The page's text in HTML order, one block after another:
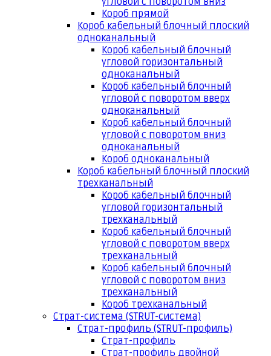
Короб прямой
Короб кабельный блочный плоский
одноканальный
Короб кабельный блочный
угловой горизонтальный
одноканальный
Короб кабельный блочный
угловой с поворотом вверх
одноканальный
Короб кабельный блочный
угловой с поворотом вниз
одноканальный
Короб одноканальный
Короб кабельный блочный плоский
трехканальный
Короб кабельный блочный
угловой горизонтальный
трехканальный
Короб кабельный блочный
угловой с поворотом вверх
трехканальный
Короб кабельный блочный
угловой с поворотом вниз
трехканальный
Короб трехканальный
Страт-система (STRUT-система)
Страт-профиль (STRUT-профиль)
Страт-профиль
Страт-профиль двойной